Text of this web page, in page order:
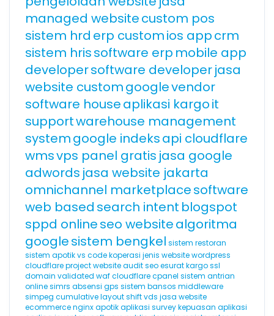
managed websitecustom pos
sistem hrd erp customios appcrm
sistem hrissoftware erp mobile app
developersoftware developerjasa
website customgooglevendor
software houseaplikasi kargoit
supportwarehouse management
systemgoogle indeksapi cloudflare
wmsvps panel gratis jasa google
adwords jasa website jakarta
omnichannel marketplacesoftware
web based search intent blogspot
sppd onlineseo websitealgoritma
googlesistem bengkel sistem restoran
sistem apotikvs codekoperasi jenis websitewordpress
cloudflareproject websiteaudit seoesuratkargossl
domain validated waf cloudflarecpanel sistem antrian
onlinesimrs absensi gps sistem bansos middleware
simpeg cumulative layout shiftvds jasa website
ecommercenginxapotikaplikasi survey kepuasan aplikasi